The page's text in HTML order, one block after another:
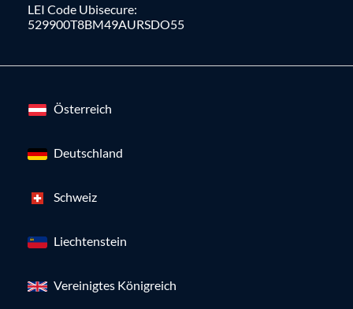
LEI Code Ubisecure:
529900T8BM49AURSDO55
Österreich
Deutschland
Schweiz
Liechtenstein
Vereinigtes Königreich